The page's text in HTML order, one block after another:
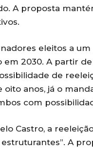
A proposta
eleitos a
em 2030. A partir
de
anos, já o
com
Castro, a
A